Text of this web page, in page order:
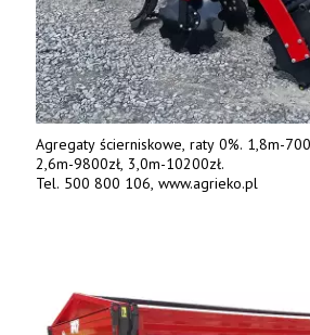
Agregaty ścierniskowe, raty 0%. 1,8m-
2,6m-9800zł, 3,0m-10200zł.
Tel. 500 800 106, www.agrieko.pl